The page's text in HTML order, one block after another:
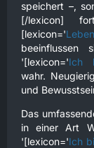
speichert –,
[/lexicon]
[lexicon='
beeinflussen
'[lexicon='Ich
wahr.
und
Das
in einer Art
'[lexicon='Ich